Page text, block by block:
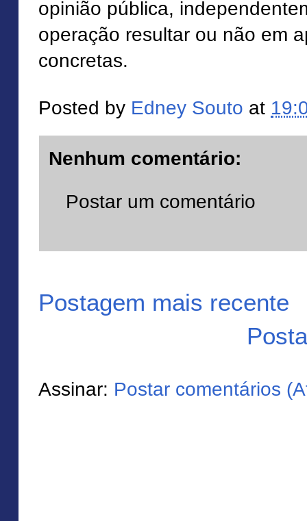
opinião pública,
operação resultar ou não em
concretas.
Posted by Edney Souto at
Nenhum comentário:
Postar um comentário
Postagem mais recente
Assinar: Postar comentários